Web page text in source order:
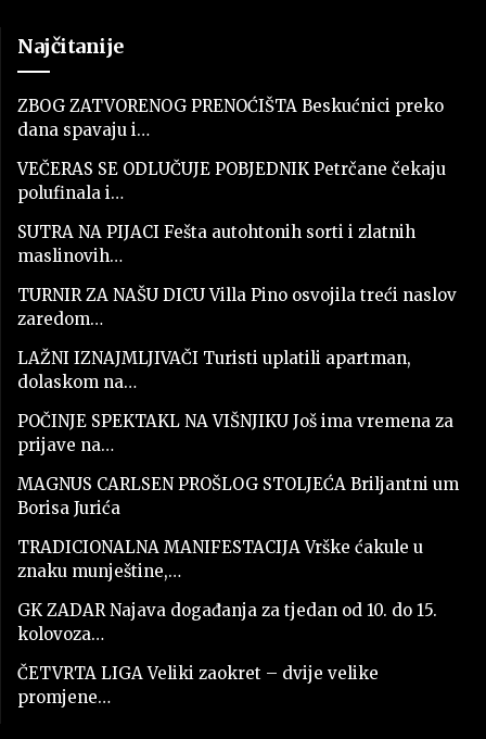
Najčitanije
ZBOG ZATVORENOG PRENOĆIŠTA Beskućnici preko
dana spavaju i…
VEČERAS SE ODLUČUJE POBJEDNIK Petrčane čekaju
polufinala i…
SUTRA NA PIJACI Fešta autohtonih sorti i zlatnih
maslinovih…
TURNIR ZA NAŠU DICU Villa Pino osvojila treći naslov
zaredom…
LAŽNI IZNAJMLJIVAČI Turisti uplatili apartman,
dolaskom na…
POČINJE SPEKTAKL NA VIŠNJIKU Još ima vremena za
prijave na…
MAGNUS CARLSEN PROŠLOG STOLJEĆA Briljantni um
Borisa Jurića
TRADICIONALNA MANIFESTACIJA Vrške ćakule u
znaku munještine,…
GK ZADAR Najava događanja za tjedan od 10. do 15.
kolovoza…
ČETVRTA LIGA Veliki zaokret – dvije velike
promjene…